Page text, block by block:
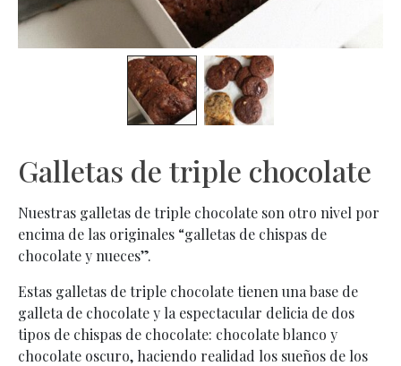
Galletas de triple chocolate
Nuestras galletas de triple chocolate son otro nivel por
encima de las originales “galletas de chispas de
chocolate y nueces”.
Estas galletas de triple chocolate tienen una base de
galleta de chocolate y la espectacular delicia de dos
tipos de chispas de chocolate: chocolate blanco y
chocolate oscuro, haciendo realidad los sueños de los